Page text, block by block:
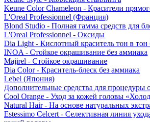
Keune Color Chameleon - Красители
L'Oreal Professionnel (Франция)
Blond Studio - Полная гамма средств для
L'Oreal Professionnel - Оксиды
Dia Light - Кислотный краситель тон в тон
INOA - Стойкое окрашивание без аммиака
Majirel - Стойкое окрашивание
Dia Color - Краситель-блеск без аммиака
Lebel (Япония)
Дополнительные средства для процедуры
Cool Orange - Уход за кожей головы
Natural Hair - На основе натуральных
Estessimo Celcert - Селективная линия